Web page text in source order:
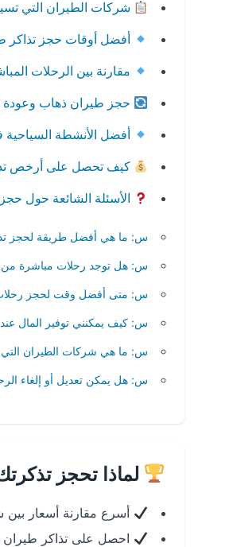
شركات الطيران التي
أفضل أوقات حجز تذاكر
مقارنة بين الرحلات
حجز طيران ذهاب وعودة
أفضل الأنشطة
كيف تحصل على أرخص
الأسئلة الشائعة حول
س: ما هي أفضل طريقة لحجز
س: هل توجد رحلات مباشرة من
س: متى أفضل وقت لحجز رحلات
س: كيف يمكنني توفير المال
س: ما هي شركات الطيران التي
س: هل يمكن تعديل أو إلغاء
لماذا تحجز
أسرع مقارنة أسعار
احصل على تذاكر طيران